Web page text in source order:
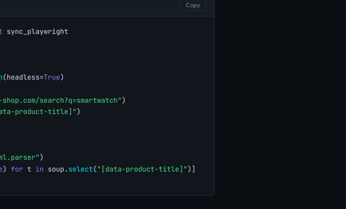
Copy
sync_playwright
(headless=True)
search?q=smartwatch")
product-title]")
)
) for t in soup. select("[data-product-title]")]